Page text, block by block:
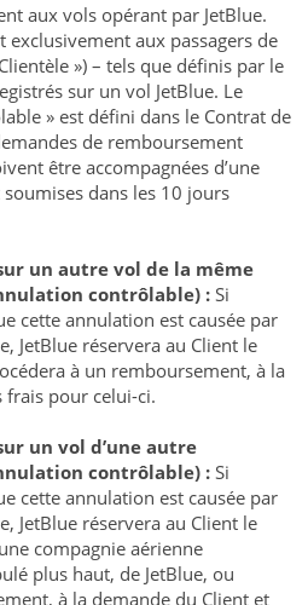
aux vols opérant par JetBlue.
exclusivement aux passagers de
») – tels que définis par le
sur un vol JetBlue. Le
» est défini dans le Contrat de
de remboursement
être accompagnées d’une
dans les 10 jours
un autre vol de la même
contrôlable) :Si
cette annulation est causée par
JetBlue réservera au Client le
à un remboursement, à la
frais pour celui-ci.
un vol d’une autre
contrôlable) : Si
cette annulation est causée par
JetBlue réservera au Client le
compagnie aérienne
plus haut, de JetBlue, ou
à la demande du Client et